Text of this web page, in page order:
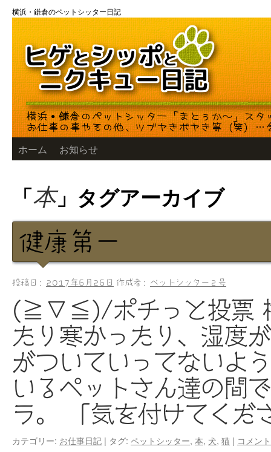
ン
テ
ン
ツ
へ
ス
キ
ッ
プ
横浜・鎌倉のペットシッター日記
ホーム お知らせ
「本」タグアーカイブ
健康第一
投稿日: 2017年6月26日 作成者: ペットシッター２号
(≧∇≦)/ポチっと投票
たり寒かったり、湿度
がついていってないよ
いるペットさん達の間
ラ。 「気を付けてく
カテゴリー: お仕事日記 | タグ: ペットシッター, 本, 犬, 猫 | コメン